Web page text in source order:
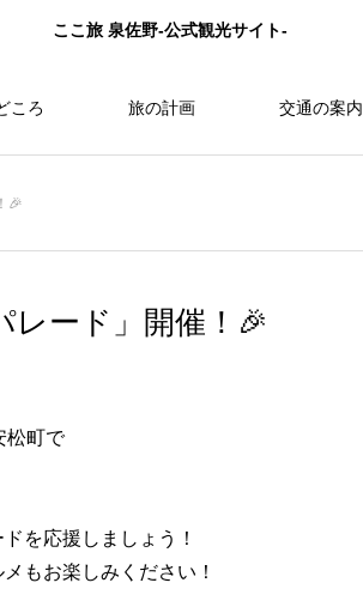
ここ旅 泉佐野-公式観光サイト-
ころ 旅の計画 交通の案内
🎉
レード」開催！🎉
松町で
を応援しましょう！
もお楽しみください！